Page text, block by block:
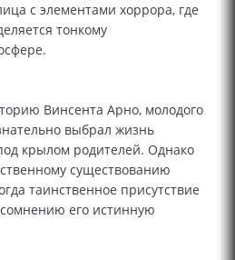
с элементами хоррора, где
тонкому
Винсента Арно, молодого
выбрал жизнь
крылом родителей. Однако
существованию
таинственное присутствие
его истинную